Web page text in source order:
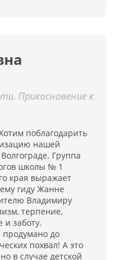
Прикосновение к
поблагодарить
нашей
Группа
школы № 1
края выражает
гиду Жанне
Владимиру
терпение,
и заботу.
продумано до
похвал! А это
в случае детской